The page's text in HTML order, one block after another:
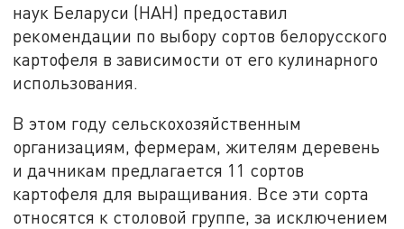
наук Беларуси (НАН) предоставил
рекомендации по выбору сортов белорусского
картофеля в зависимости от его кулинарного
использования.
В этом году сельскохозяйственным
организациям, фермерам, жителям деревень
и дачникам предлагается 11 сортов
картофеля для выращивания. Все эти сорта
относятся к столовой группе, за исключением